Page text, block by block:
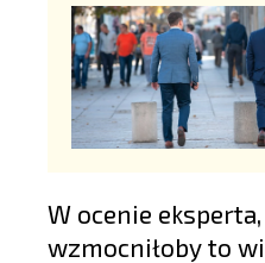
W ocenie
wzmocniłoby to